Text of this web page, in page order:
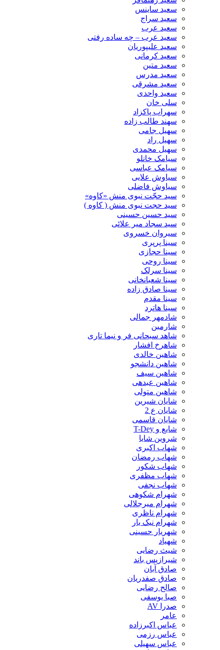
سعید ساینس
سعید سراج
سعید عرب
سعید عرب – چه ساده رفتی
سعید علیپوریان
سعید کرمانی
سعید متین
سعید مدرس
سعید مشرقی
سعید واحدی
سلی خان
سهراب پاکزاد
سهند طالب زاده
سهیل جامی
سهیل راد
سهیل محمدی
سیامک خانلو
سیامک عباسی
سیاوش علایی
سیاوش فاضلی
سید حجّت نبوی منش «کاوه»
سید حجت نبوی منش ( کاوه )
سید حسین حسینى
سید سجاد میر علائی
سیروان خسروی
سینا پرپری
سینا حجازی
سینا روحی
سینا سرلک
سینا شعبانخانی
سینا صادق زاده
سینا مقدم
سینا هاترد
شادمهر جمالی
شارمین
شاهد سبحانی فر و نیما تاری
شاهرخ افشار
شاهین خالدی
شاهین دانشجو
شاهین سیف
شاهین عبدهی
شاهین متولی
شایان شیرین
شایان ع 2
شایان قاسمی
شایع و T-Dey
شروین شایا
شهاب اکبری
شهاب رمضان
شهاب شکور
شهاب مظفری
شهاب نجفی
شهرام شکوهی
شهرام میرجلالی
شهرام ناظری
شهرام نیک یار
شهریار حسینی
شهیاد
شیث رضایی
شیرازیس باند
صادق آبان
صادق صفدریان
صالح رضایی
صبا یوسفی
صدرا AV
عامر
عباس اکبرزاده
عباس رزمی
عباس سهیلی